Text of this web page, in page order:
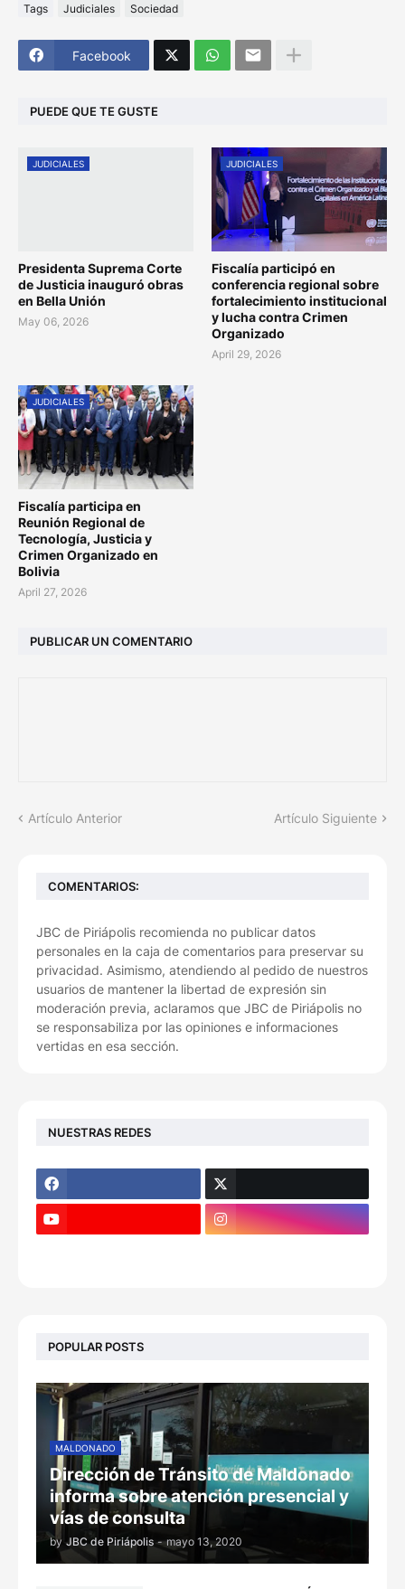
Tags Judiciales Sociedad
Facebook
PUEDE QUE TE GUSTE
JUDICIALES
Presidenta Suprema Corte
de Justicia inauguró obras
en Bella Unión
May 06, 2026
JUDICIALES
Fiscalía participó en
conferencia regional sobre
fortalecimiento institucional
y lucha contra Crimen
Organizado
April 29, 2026
JUDICIALES
Fiscalía participa en
Reunión Regional de
Tecnología, Justicia y
Crimen Organizado en
Bolivia
April 27, 2026
PUBLICAR UN COMENTARIO
Artículo Anterior Artículo Siguiente
COMENTARIOS:
JBC de Piriápolis recomienda no publicar datos
personales en la caja de comentarios para preservar su
privacidad. Asimismo, atendiendo al pedido de nuestros
usuarios de mantener la libertad de expresión sin
moderación previa, aclaramos que JBC de Piriápolis no
se responsabiliza por las opiniones e informaciones
vertidas en esa sección.
NUESTRAS REDES
POPULAR POSTS
MALDONADO
Dirección de Tránsito de Maldonado
informa sobre atención presencial y
vías de consulta
by JBC de Piriápolis - mayo 13, 2020